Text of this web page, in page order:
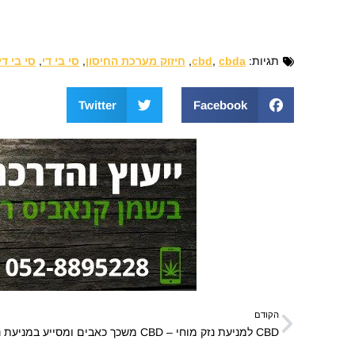
תגיות: cbd, cbda
, חיזוק מערכת החיסון, סי בי די, סי בי
Facebook
Twitter
הקודם
CBD למניעת נזק מוחי – CBD משכך כאבים ומסייע במניעת נזק נוירולוגי